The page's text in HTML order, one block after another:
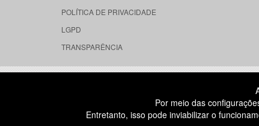
POLÍTICA DE PRIVACIDADE
LGPD
TRANSPARÊNCIA
RUA DONA GERMAINE
ÁGUA BRANCA - SÃO PAULO SP
CEP: 05002-062
Por meio das
Entretanto, isso pode inviabilizar o